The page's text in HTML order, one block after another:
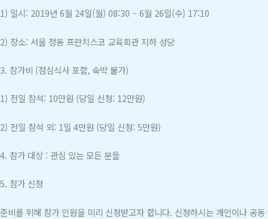
1) 일시: 2019년 6월 24일(월) 08:30 – 6월 26일(수) 17:10
2) 장소: 서울 정동 프란치스코 교육회관 지하 성당
3. 참가비 (점심식사 포함, 숙박 불가)
1) 전일 참석: 10만원 (당일 신청: 12만원)
2) 전일 참석 외: 1일 4만원 (당일 신청: 5만원)
4. 참가 대상 : 관심 있는 모든 분들
5. 참가 신청
준비를 위해 참가 인원을 미리 신청받고자 합니다. 신청하시는 개인이나 공동